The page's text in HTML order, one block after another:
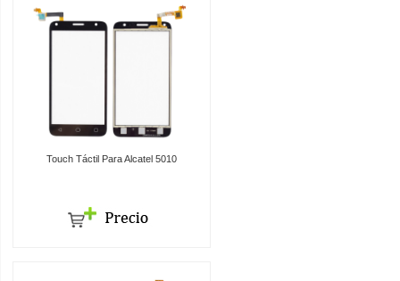
Touch Táctil Para Alcatel 5010